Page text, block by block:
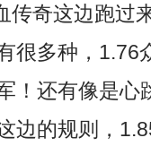
奇这边跑过
很多种，1.76
！还有像是心
边的规则，